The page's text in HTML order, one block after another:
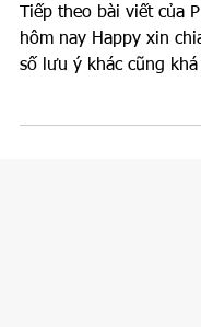
Ống – Phần
Tiếp theo bài viết của